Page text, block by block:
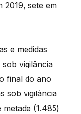
2019, sete em
e medidas
vigilância
final do ano
sob vigilância
metade (1.485)